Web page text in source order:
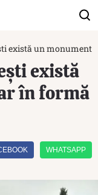
există un monument
există
în formă
WHATSAPP